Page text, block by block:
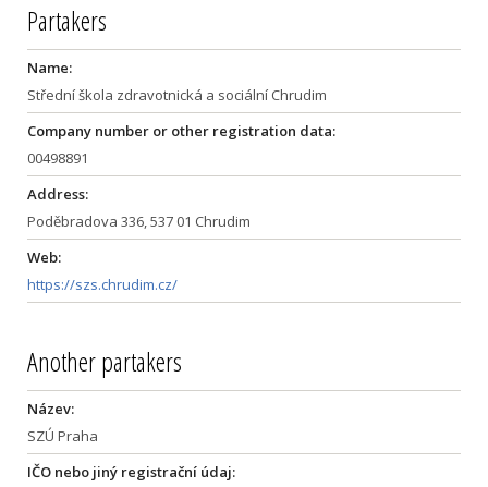
Partakers
Name:
Střední škola zdravotnická a sociální Chrudim
Company number or other registration data:
00498891
Address:
Poděbradova 336, 537 01 Chrudim
Web:
https://szs.chrudim.cz/
Another partakers
Název:
SZÚ Praha
IČO nebo jiný registrační údaj: